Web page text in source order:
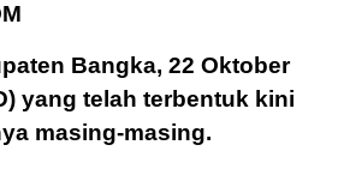
Bangka, 22 Oktober
yang telah terbentuk kini
masing-masing.